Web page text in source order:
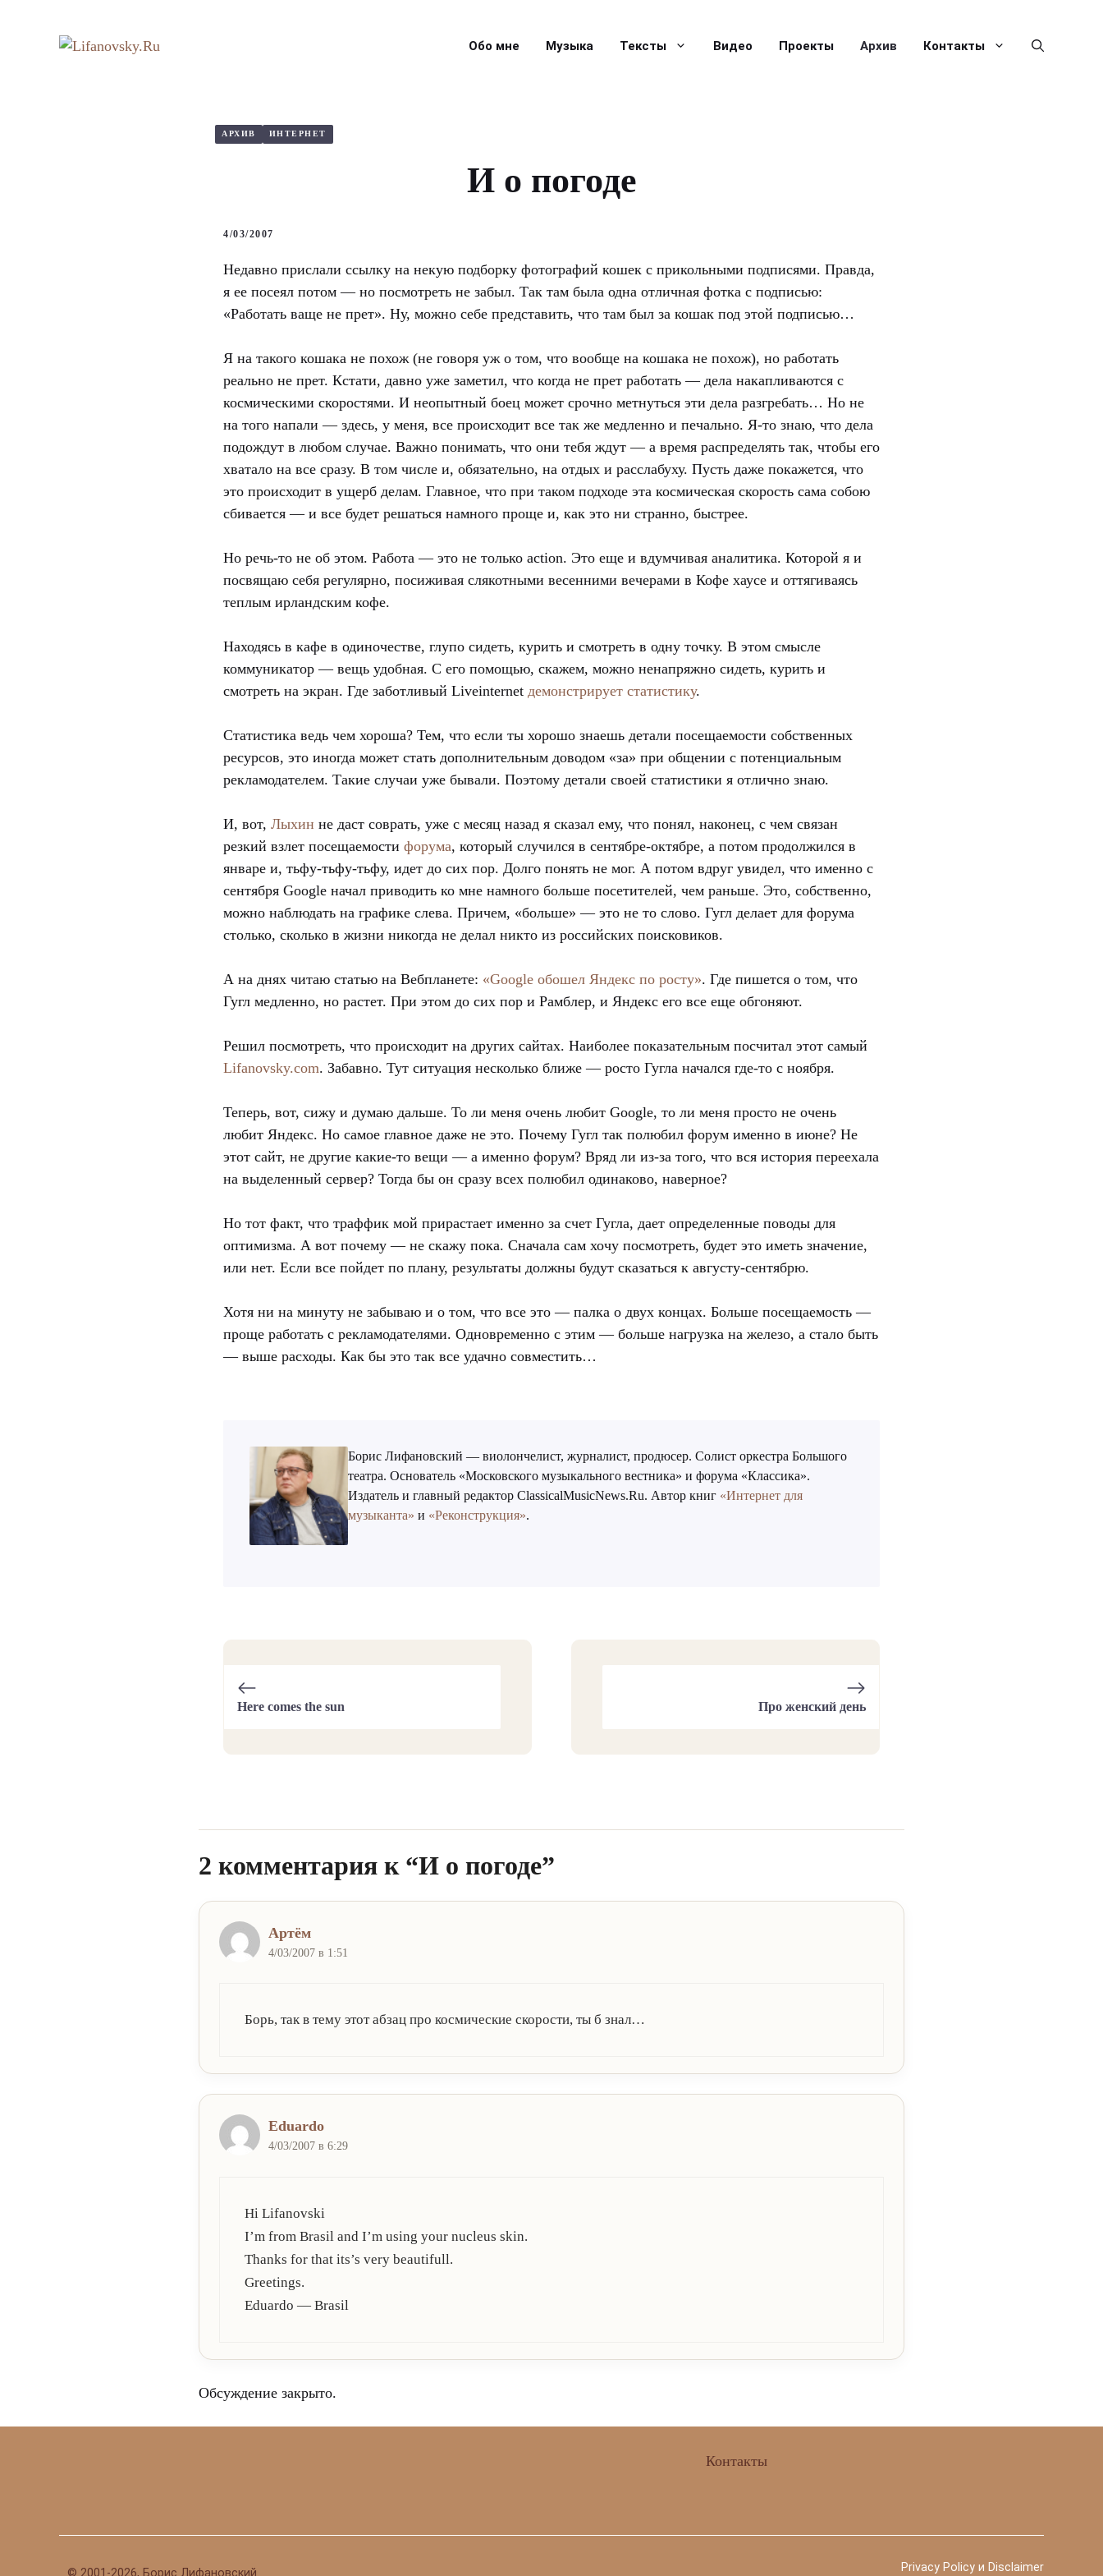
содержимому
Обо мне Музыка Тексты Видео Проекты Архив Контакты
АРХИВ ИНТЕРНЕТ
И о погоде
4/03/2007
Недавно прислали ссылку на некую подборку фотографий кошек с прикольными подписями. Правда,
я ее посеял потом — но посмотреть не забыл. Так там была одна отличная фотка с подписью:
«Работать ваще не прет». Ну, можно себе представить, что там был за кошак под этой подписью…
Я на такого кошака не похож (не говоря уж о том, что вообще на кошака не похож), но работать
реально не прет. Кстати, давно уже заметил, что когда не прет работать — дела накапливаются с
космическими скоростями. И неопытный боец может срочно метнуться эти дела разгребать… Но не
на того напали — здесь, у меня, все происходит все так же медленно и печально. Я-то знаю, что дела
подождут в любом случае. Важно понимать, что они тебя ждут — а время распределять так, чтобы его
хватало на все сразу. В том числе и, обязательно, на отдых и расслабуху. Пусть даже покажется, что
это происходит в ущерб делам. Главное, что при таком подходе эта космическая скорость сама собою
сбивается — и все будет решаться намного проще и, как это ни странно, быстрее.
Но речь-то не об этом. Работа — это не только action. Это еще и вдумчивая аналитика. Которой я и
посвящаю себя регулярно, посиживая слякотными весенними вечерами в Кофе хаусе и оттягиваясь
теплым ирландским кофе.
Находясь в кафе в одиночестве, глупо сидеть, курить и смотреть в одну точку. В этом смысле
коммуникатор — вещь удобная. С его помощью, скажем, можно ненапряжно сидеть, курить и
смотреть на экран. Где заботливый Liveinternet демонстрирует статистику.
Статистика ведь чем хороша? Тем, что если ты хорошо знаешь детали посещаемости собственных
ресурсов, это иногда может стать дополнительным доводом «за» при общении с потенциальным
рекламодателем. Такие случаи уже бывали. Поэтому детали своей статистики я отлично знаю.
И, вот, Лыхин не даст соврать, уже с месяц назад я сказал ему, что понял, наконец, с чем связан
резкий взлет посещаемости форума, который случился в сентябре-октябре, а потом продолжился в
январе и, тьфу-тьфу-тьфу, идет до сих пор. Долго понять не мог. А потом вдруг увидел, что именно с
сентября Google начал приводить ко мне намного больше посетителей, чем раньше. Это, собственно,
можно наблюдать на графике слева. Причем, «больше» — это не то слово. Гугл делает для форума
столько, сколько в жизни никогда не делал никто из российских поисковиков.
А на днях читаю статью на Вебпланете: «Google обошел Яндекс по росту». Где пишется о том, что
Гугл медленно, но растет. При этом до сих пор и Рамблер, и Яндекс его все еще обгоняют.
Решил посмотреть, что происходит на других сайтах. Наиболее показательным посчитал этот самый
Lifanovsky.com. Забавно. Тут ситуация несколько ближе — росто Гугла начался где-то с ноября.
Теперь, вот, сижу и думаю дальше. То ли меня очень любит Google, то ли меня просто не очень
любит Яндекс. Но самое главное даже не это. Почему Гугл так полюбил форум именно в июне? Не
этот сайт, не другие какие-то вещи — а именно форум? Вряд ли из-за того, что вся история переехала
на выделенный сервер? Тогда бы он сразу всех полюбил одинаково, наверное?
Но тот факт, что траффик мой прирастает именно за счет Гугла, дает определенные поводы для
оптимизма. А вот почему — не скажу пока. Сначала сам хочу посмотреть, будет это иметь значение,
или нет. Если все пойдет по плану, результаты должны будут сказаться к августу-сентябрю.
Хотя ни на минуту не забываю и о том, что все это — палка о двух концах. Больше посещаемость —
проще работать с рекламодателями. Одновременно с этим — больше нагрузка на железо, а стало быть
— выше расходы. Как бы это так все удачно совместить…
Борис Лифановский — виолончелист, журналист, продюсер. Солист оркестра Большого
театра. Основатель «Московского музыкального вестника» и форума «Классика».
Издатель и главный редактор ClassicalMusicNews.Ru. Автор книг «Интернет для
музыканта» и «Реконструкция».
Here comes the sun Про женский день
2 комментария к “И о погоде”
Артём
4/03/2007 в 1:51
Борь, так в тему этот абзац про космические скорости, ты б знал…
Eduardo
4/03/2007 в 6:29
Hi Lifanovski
I’m from Brasil and I’m using your nucleus skin.
Thanks for that its’s very beautifull.
Greetings.
Eduardo — Brasil
Обсуждение закрыто.
Контакты
© 2001-2026, Борис Лифановский. Privacy Policy и Disclaimer